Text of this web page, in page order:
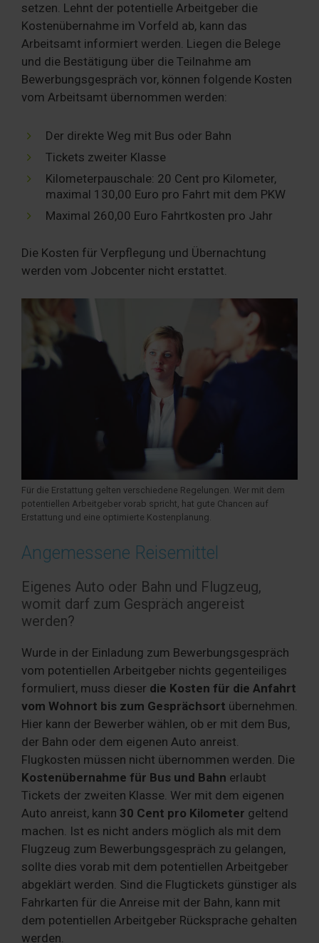
setzen. Lehnt der potentielle Arbeitgeber die
Kostenübernahme im Vorfeld ab, kann das
Arbeitsamt informiert werden. Liegen die Belege
und die Bestätigung über die Teilnahme am
Bewerbungsgespräch vor, können folgende Kosten
vom Arbeitsamt übernommen werden:
Der direkte Weg mit Bus oder Bahn
Tickets zweiter Klasse
Kilometerpauschale: 20 Cent pro Kilometer,
maximal 130,00 Euro pro Fahrt mit dem PKW
Maximal 260,00 Euro Fahrtkosten pro Jahr
Die Kosten für Verpflegung und Übernachtung
werden vom Jobcenter nicht erstattet.
Für die Erstattung gelten verschiedene Regelungen. Wer mit dem
potentiellen Arbeitgeber vorab spricht, hat gute Chancen auf
Erstattung und eine optimierte Kostenplanung.
Angemessene Reisemittel
Eigenes Auto oder Bahn und Flugzeug,
womit darf zum Gespräch angereist
werden?
Wurde in der Einladung zum Bewerbungsgespräch
vom potentiellen Arbeitgeber nichts gegenteiliges
formuliert, muss dieser die Kosten für die Anfahrt
vom Wohnort bis zum Gesprächsort übernehmen.
Hier kann der Bewerber wählen, ob er mit dem Bus,
der Bahn oder dem eigenen Auto anreist.
Flugkosten müssen nicht übernommen werden. Die
Kostenübernahme für Bus und Bahn erlaubt
Tickets der zweiten Klasse. Wer mit dem eigenen
Auto anreist, kann 30 Cent pro Kilometer geltend
machen. Ist es nicht anders möglich als mit dem
Flugzeug zum Bewerbungsgespräch zu gelangen,
sollte dies vorab mit dem potentiellen Arbeitgeber
abgeklärt werden. Sind die Flugtickets günstiger als
Fahrkarten für die Anreise mit der Bahn, kann mit
dem potentiellen Arbeitgeber Rücksprache gehalten
werden.